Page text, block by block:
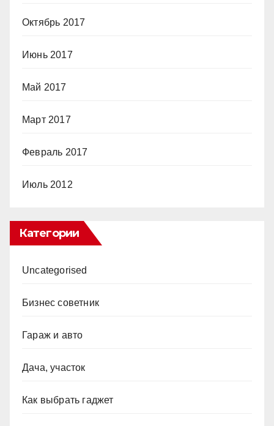
Октябрь 2017
Июнь 2017
Май 2017
Март 2017
Февраль 2017
Июль 2012
Категории
Uncategorised
Бизнес советник
Гараж и авто
Дача, участок
Как выбрать гаджет